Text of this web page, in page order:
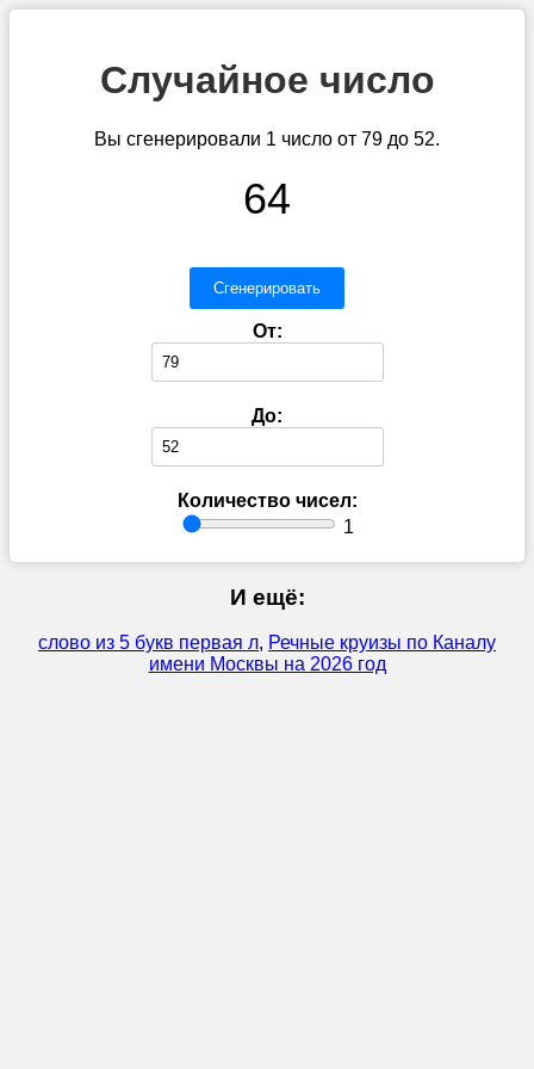
Случайное число
Вы сгенерировали 1 число от 79 до 52.
64
Сгенерировать
От:
До:
Количество чисел:
1
И ещё:
слово из 5 букв первая л, Речные круизы по Каналу
имени Москвы на 2026 год